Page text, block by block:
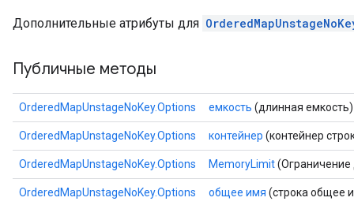
Дополнительные атрибуты для
Публичные методы
OrderedMapUnstageNoKey.Options емкость (длинная емкость)
OrderedMapUnstageNoKey.Options контейнер (контейнер
OrderedMapUnstageNoKey.Options MemoryLimit
OrderedMapUnstageNoKey.Options общее имя (строка общее